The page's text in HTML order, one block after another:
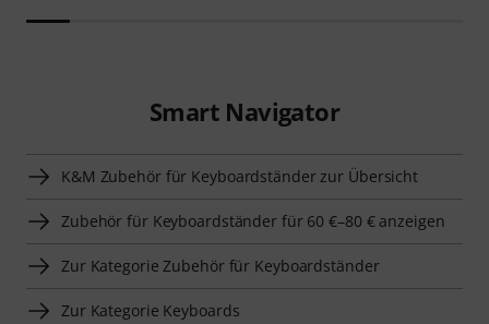
Smart Navigator
K&M Zubehör für Keyboardständer zur Übersicht
Zubehör für Keyboardständer für 60 €–80 € anzeigen
Zur Kategorie Zubehör für Keyboardständer
Zur Kategorie Keyboards